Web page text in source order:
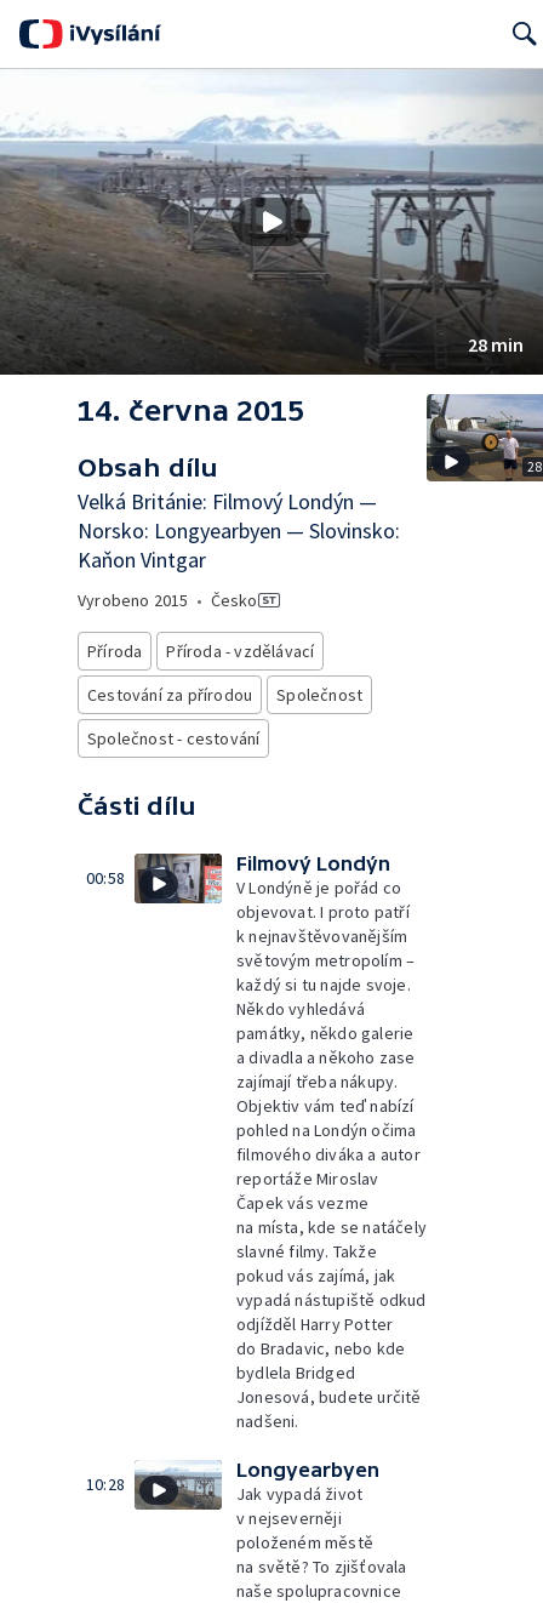
28 min
14. června 2015
Obsah dílu
Velká Británie: Filmový Londýn —
Norsko: Longyearbyen — Slovinsko:
Kaňon Vintgar
Vyrobeno 2015 • Česko
Příroda
Příroda - vzdělávací
Cestování za přírodou
Společnost
Společnost - cestování
Části dílu
00:58
Filmový Londýn
V Londýně je pořád co
objevovat. I proto patří
k nejnavštěvovanějším
světovým metropolím –
každý si tu najde svoje.
Někdo vyhledává
památky, někdo galerie
a divadla a někoho zase
zajímají třeba nákupy.
Objektiv vám teď nabízí
pohled na Londýn očima
filmového diváka a autor
reportáže Miroslav
Čapek vás vezme
na místa, kde se natáčely
slavné filmy. Takže
pokud vás zajímá, jak
vypadá nástupiště odkud
odjížděl Harry Potter
do Bradavic, nebo kde
bydlela Bridged
Jonesová, budete určitě
nadšeni.
10:28
Longyearbyen
Jak vypadá život
v nejseverněji
položeném městě
na světě? To zjišťovala
naše spolupracovnice